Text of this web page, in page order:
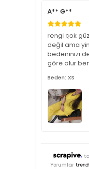
A** G**
rengi çok
değil ama
bedeninizi
göre olur
Beden: XS
Yorumlar